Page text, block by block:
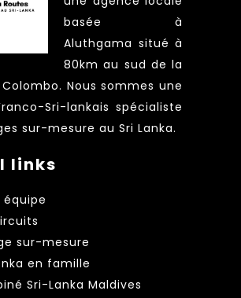
basée à
Aluthgama situé à
80km au sud de la
Nous sommes une
Sri-lankais spécialiste
sur-mesure au Sri Lanka.
links
équipe
sur-mesure
en famille
Sri-Lanka Maldives